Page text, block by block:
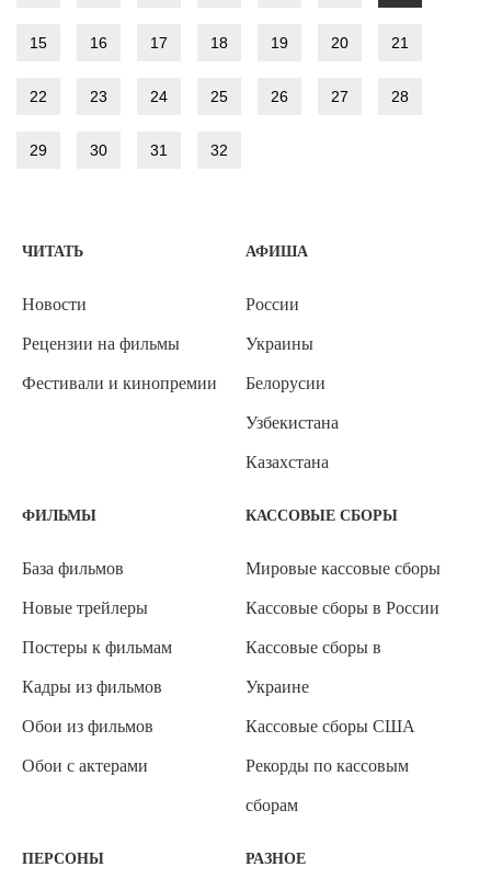
15 16 17 18 19 20 21
22 23 24 25 26 27 28
29 30 31 32
ЧИТАТЬ
Новости
Рецензии на фильмы
Фестивали и кинопремии
АФИША
России
Украины
Белорусии
Узбекистана
Казахстана
ФИЛЬМЫ
База фильмов
Новые трейлеры
Постеры к фильмам
Кадры из фильмов
Обои из фильмов
Обои с актерами
КАССОВЫЕ СБОРЫ
Мировые кассовые сборы
Кассовые сборы в России
Кассовые сборы в
Украине
Кассовые сборы США
Рекорды по кассовым
сборам
ПЕРСОНЫ РАЗНОЕ